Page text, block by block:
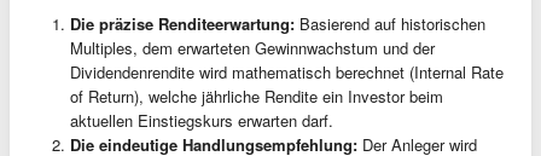
Die präzise Renditeerwartung: Basierend auf historischen
Multiples, dem erwarteten Gewinnwachstum und der
Dividendenrendite wird mathematisch berechnet (Internal Rate
of Return), welche jährliche Rendite ein Investor beim
aktuellen Einstiegskurs erwarten darf.
Die eindeutige Handlungsempfehlung: Der Anleger wird